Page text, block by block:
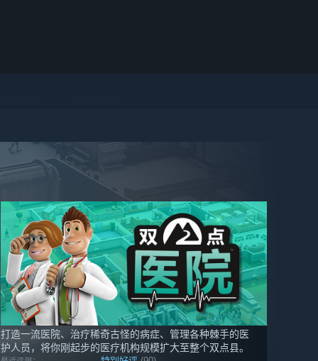
打造一流医院、治疗稀奇古怪的病症、管理各种棘手的医
护人员，将你刚起步的医疗机构规模扩大至整个双点县。